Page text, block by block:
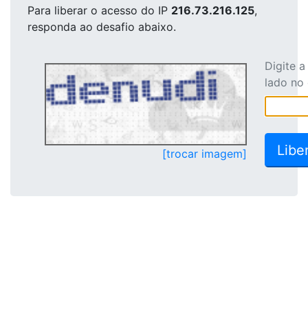
Para liberar o acesso do IP 216.73.216.125,
responda ao desafio abaixo.
[trocar imagem]
Digite
lado no